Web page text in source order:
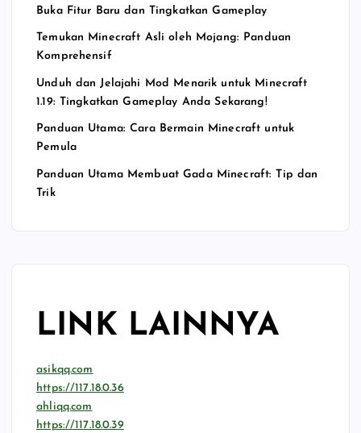
Buka Fitur Baru dan Tingkatkan Gameplay
Temukan Minecraft Asli oleh Mojang: Panduan
Komprehensif
Unduh dan Jelajahi Mod Menarik untuk Minecraft
1.19: Tingkatkan Gameplay Anda Sekarang!
Panduan Utama: Cara Bermain Minecraft untuk
Pemula
Panduan Utama Membuat Gada Minecraft: Tip dan
Trik
LINK LAINNYA
asikqq.com
https://117.18.0.36
ahliqq.com
https://117.18.0.39